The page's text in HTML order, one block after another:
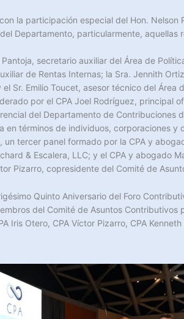
la participación especial del Hon.
Departamento, particularmente, aquellas
secretario auxiliar del Área de
de Rentas Internas; la Sra. Jennith
Sr. Emilio Toucet, asesor técnico del
por el CPA Joel Rodríguez, principal
del Departamento de
en términos de individuos, corporaciones
tercer panel formado por la CPA y
& Escalera, LLC; y el CPA y abogado
Pizarro, copresidente del Comité de
Quinto Aniversario del Foro
del Comité de Asuntos Contributivos
Iris Otero, CPA Víctor Pizarro, CPA